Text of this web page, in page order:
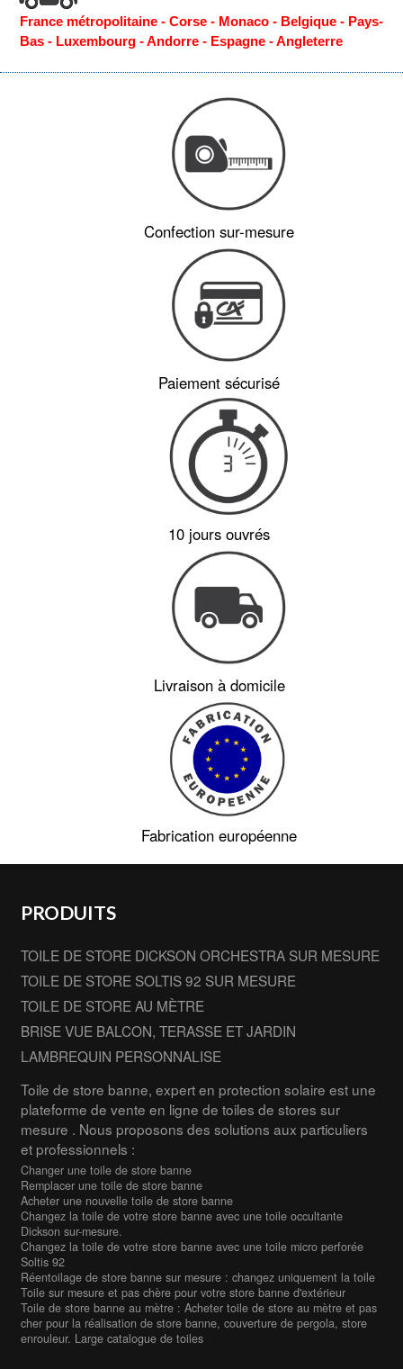
France métropolitaine - Corse - Monaco - Belgique - Pays-
Bas - Luxembourg - Andorre - Espagne - Angleterre
Confection sur-mesure
Paiement sécurisé
10 jours ouvrés
Livraison à domicile
Fabrication européenne
PRODUITS
TOILE DE STORE DICKSON ORCHESTRA SUR MESURE
TOILE DE STORE SOLTIS 92 SUR MESURE
TOILE DE STORE AU MÈTRE
BRISE VUE BALCON, TERASSE ET JARDIN
LAMBREQUIN PERSONNALISE
Toile de store banne, expert en protection solaire est une
plateforme de vente en ligne de toiles de stores sur
mesure . Nous proposons des solutions aux particuliers
et professionnels :
Changer une toile de store banne
Remplacer une toile de store banne
Acheter une nouvelle toile de store banne
Changez la toile de votre store banne avec une toile occultante
Dickson sur-mesure.
Changez la toile de votre store banne avec une toile micro perforée
Soltis 92
Réentoilage de store banne sur mesure : changez uniquement la toile
Toile sur mesure et pas chère pour votre store banne d'extérieur
Toile de store banne au mètre : Acheter toile de store au mètre et pas
cher pour la réalisation de store banne, couverture de pergola, store
enrouleur. Large catalogue de toiles